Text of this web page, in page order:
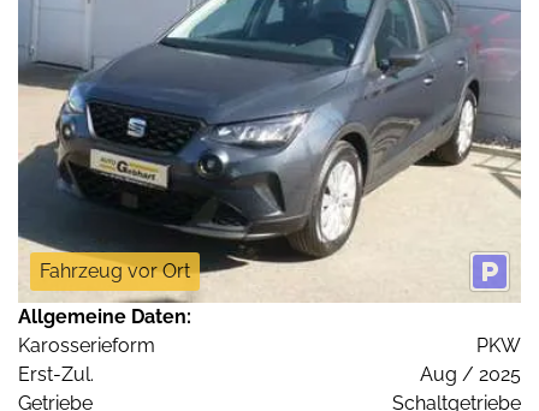
Fahrzeug vor Ort
Allgemeine Daten:
Karosserieform
PKW
Erst-Zul.
Aug / 2025
Getriebe
Schaltgetriebe